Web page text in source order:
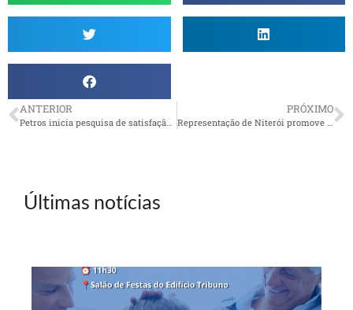
ANTERIOR
Petros inicia pesquisa de satisfação entre participantes
PRÓXIMO
Representação de Niterói promove palestra sobre a dor da Raiva
Últimas notícias